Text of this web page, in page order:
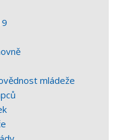
mládeže